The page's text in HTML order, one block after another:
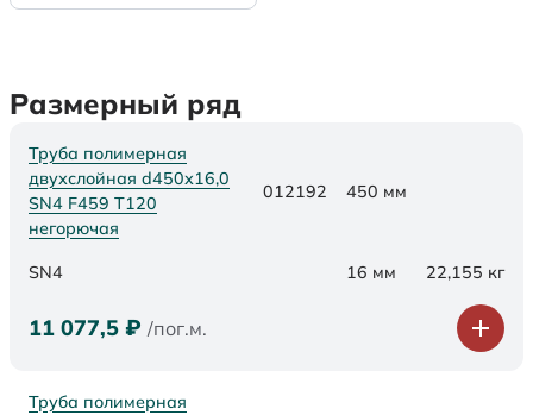
Размерный ряд
Труба полимерная
двухслойная d450х16,0
SN4 F459 Т120
негорючая
012192 450 мм
SN4 16 мм 22,155 кг
11 077,5 ₽ /пог.м.
Труба полимерная